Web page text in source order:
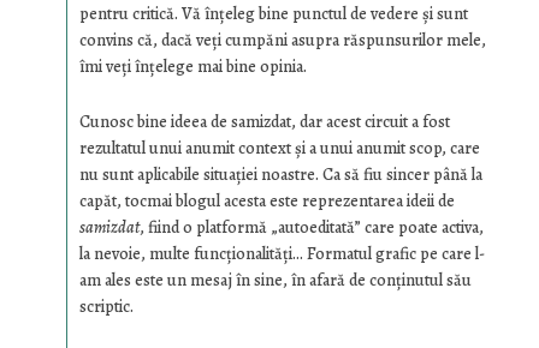
pentru critică. Vă înţeleg bine punctul de vedere şi sunt
convins că, dacă veţi cumpăni asupra răspunsurilor mele,
îmi veţi înţelege mai bine opinia.
Cunosc bine ideea de samizdat, dar acest circuit a fost
rezultatul unui anumit context şi a unui anumit scop, care
nu sunt aplicabile situaţiei noastre. Ca să fiu sincer până la
capăt, tocmai blogul acesta este reprezentarea ideii de
samizdat, fiind o platformă „autoeditată” care poate activa,
la nevoie, multe funcţionalităţi… Formatul grafic pe care l-
am ales este un mesaj în sine, în afară de conţinutul său
scriptic.